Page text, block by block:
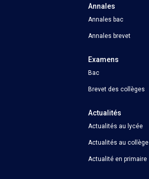
Annales
Annales bac
Annales brevet
Examens
Bac
Brevet des collèges
Actualités
Actualités au lycée
Actualités au collège
Actualité en primaire